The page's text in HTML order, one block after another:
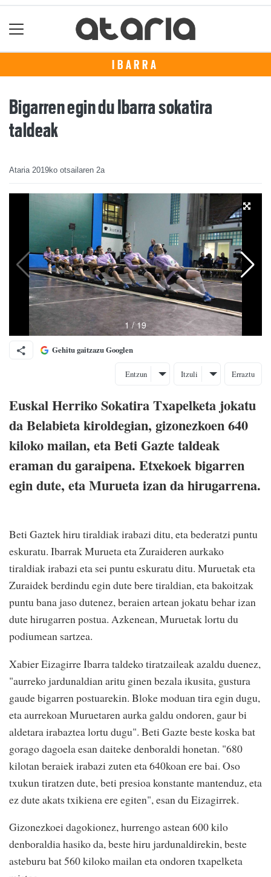
IBARRA
Bigarren egin du Ibarra sokatira
taldeak
Ataria 2019ko otsailaren 2a
Gehitu gaitzazu Googlen
Entzun Itzuli Erraztu
Euskal Herriko Sokatira Txapelketa jokatu
da Belabieta kiroldegian, gizonezkoen 640
kiloko mailan, eta Beti Gazte taldeak
eraman du garaipena. Etxekoek bigarren
egin dute, eta Murueta izan da hirugarrena.
Beti Gaztek hiru tiraldiak irabazi ditu, eta bederatzi puntu
eskuratu. Ibarrak Murueta eta Zuraideren aurkako
tiraldiak irabazi eta sei puntu eskuratu ditu. Muruetak eta
Zuraidek berdindu egin dute bere tiraldian, eta bakoitzak
puntu bana jaso dutenez, beraien artean jokatu behar izan
dute hirugarren postua. Azkenean, Muruetak lortu du
podiumean sartzea.
Xabier Eizagirre Ibarra taldeko tiratzaileak azaldu duenez,
"aurreko jardunaldian aritu ginen bezala ikusita, gustura
gaude bigarren postuarekin. Bloke moduan tira egin dugu,
eta aurrekoan Muruetaren aurka galdu ondoren, gaur bi
aldetara irabaztea lortu dugu". Beti Gazte beste koska bat
gorago dagoela esan daiteke denboraldi honetan. "680
kilotan beraiek irabazi zuten eta 640koan ere bai. Oso
txukun tiratzen dute, beti presioa konstante mantenduz, eta
ez dute akats txikiena ere egiten", esan du Eizagirrek.
Gizonezkoei dagokionez, hurrengo astean 600 kilo
denboraldia hasiko da, beste hiru jardunaldirekin, beste
asteburu bat 560 kiloko mailan eta ondoren txapelketa